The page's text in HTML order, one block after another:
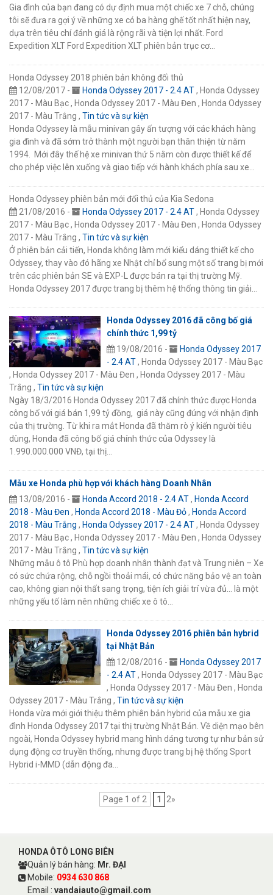
Gia đình của bạn đang có dự định mua một chiếc xe 7 chỗ, chúng
tôi sẽ đưa ra gợi ý về những xe có ba hàng ghế tốt nhất hiện nay,
dựa trên tiêu chí đánh giá là rộng rãi và tiện lợi nhất. Ford
Expedition XLT Ford Expedition XLT phiên bản trục cơ…
Honda Odyssey 2018 phiên bản không đối thủ
12/08/2017 -
Honda Odyssey 2017 - 2.4 AT, Honda Odyssey
2017 - Màu Bạc , Honda Odyssey 2017 - Màu Đen , Honda Odyssey
2017 - Màu Trắng , Tin tức và sự kiện
Honda Odyssey là mẫu minivan gây ấn tượng với các khách hàng
gia đình và đã sớm trở thành một người bạn thân thiện từ năm
1994. Mới đây thế hệ xe minivan thứ 5 nằm còn được thiết kế để
cho phép việc lên xuống và giao tiếp với hành khách phía sau xe…
Honda Odyssey phiên bản mới đối thủ của Kia Sedona
21/08/2016 -
Honda Odyssey 2017 - 2.4 AT, Honda Odyssey
2017 - Màu Bạc , Honda Odyssey 2017 - Màu Đen , Honda Odyssey
2017 - Màu Trắng , Tin tức và sự kiện
Ở phiên bản cải tiến, Honda không làm mới kiểu dáng thiết kế cho
Odyssey, thay vào đó hãng xe Nhật chỉ bổ sung một số trang bị mới
trên các phiên bản SE và EXP-L được bán ra tại thị trường Mỹ.
Honda Odyssey 2017 được trang bị thêm hệ thống thông tin giải…
Honda Odyssey 2016 đã công bố giá
chính thức 1,99 tỷ
19/08/2016 -
Honda Odyssey 2017
- 2.4 AT, Honda Odyssey 2017 - Màu Bạc
, Honda Odyssey 2017 - Màu Đen , Honda Odyssey 2017 - Màu
Trắng , Tin tức và sự kiện
Ngày 18/3/2016 Honda Odyssey 2017 đã chính thức được Honda
công bố với giá bán 1,99 tỷ đồng, giá này cũng đúng với nhận định
của thị trường. Từ khi ra mắt Honda đã thăm rò ý kiến người tiêu
dùng, Honda đã công bố giá chính thức của Odyssey là
1.990.000.000 VNĐ, tại thị…
Mẫu xe Honda phù hợp với khách hàng Doanh Nhân
13/08/2016 -
Honda Accord 2018 - 2.4 AT, Honda Accord
2018 - Màu Đen , Honda Accord 2018 - Màu Đỏ, Honda Accord
2018 - Màu Trắng , Honda Odyssey 2017 - 2.4 AT, Honda Odyssey
2017 - Màu Bạc , Honda Odyssey 2017 - Màu Đen , Honda Odyssey
2017 - Màu Trắng , Tin tức và sự kiện
Những mẫu ô tô Phù hợp doanh nhân thành đạt và Trung niên – Xe
có sức chứa rộng, chỗ ngồi thoải mái, có chức năng bảo vệ an toàn
cao, không gian nội thất sang trọng, tiện ích giải trí vừa đủ… là một
những yếu tố làm nên những chiếc xe ô tô…
Honda Odyssey 2016 phiên bản hybrid
tại Nhật Bản
12/08/2016 -
Honda Odyssey 2017
- 2.4 AT, Honda Odyssey 2017 - Màu Bạc
, Honda Odyssey 2017 - Màu Đen , Honda
Odyssey 2017 - Màu Trắng , Tin tức và sự kiện
Honda vừa mới giới thiệu thêm phiên bản hybrid của mẫu xe gia
đình Honda Odyssey 2017 tại thị trường Nhật Bản. Về diện mạo bên
ngoài, Honda Odyssey hybrid mang hình dáng tương tự như bản sử
dụng động cơ truyền thống, nhưng được trang bị hệ thống Sport
Hybrid i-MMD (dẫn động đa…
Page 1 of 2 1 2»
HONDA ÔTÔ LONG BIÊN
Quản lý bán hàng: Mr. ĐẠI
Mobile: 0934 630 868
Email : vandaiauto@gmail.com